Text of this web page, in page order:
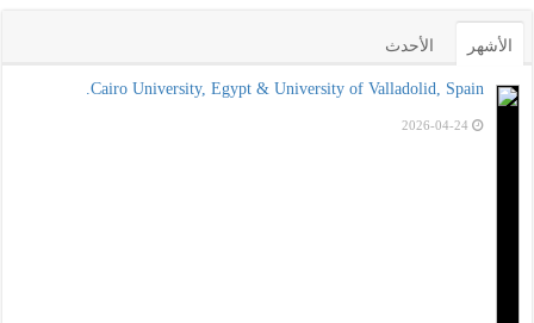
الأشهر الأحدث
Cairo University, Egypt & University of Valladolid, Spain.
2026-04-24